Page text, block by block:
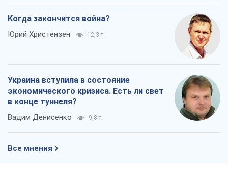
Когда закончится война?
Юрий Христензен 12,3 т.
Украина вступила в состояние
экономического кризиса. Есть ли свет
в конце туннеля?
Вадим Денисенко 9,8 т.
Все мнения